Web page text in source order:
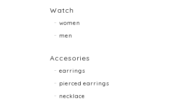
Watch
women
men
Accesories
earrings
pierced earrings
necklace